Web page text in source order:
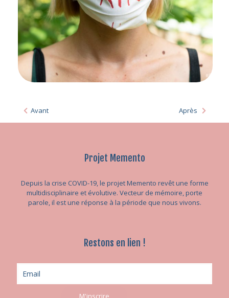
Avant Après
Projet Memento
Depuis la crise COVID-19, le projet Memento revêt une forme
multidisciplinaire et évolutive. Vecteur de mémoire, porte
parole, il est une réponse à la période que nous vivons.
Restons en lien !